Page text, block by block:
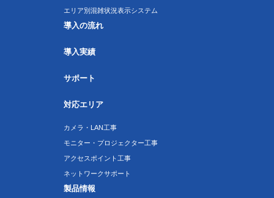
エリア別混雑状況表示システム
導入の流れ
導入実績
サポート
対応エリア
カメラ・LAN工事
モニター・プロジェクター工事
アクセスポイント工事
ネットワークサポート
製品情報